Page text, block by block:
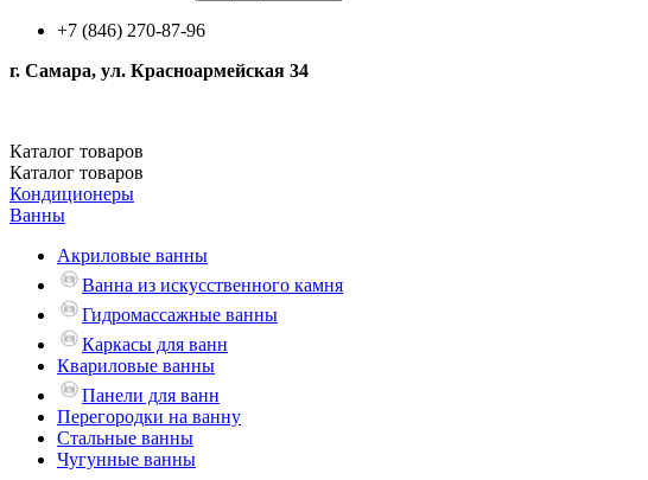
+7 (846) 270-87-96
г. Самара, ул. Красноармейская 34
Каталог товаров
Каталог товаров
Кондиционеры
Ванны
Акриловые ванны
Ванна из искусственного камня
Гидромассажные ванны
Каркасы для ванн
Квариловые ванны
Панели для ванн
Перегородки на ванну
Стальные ванны
Чугунные ванны